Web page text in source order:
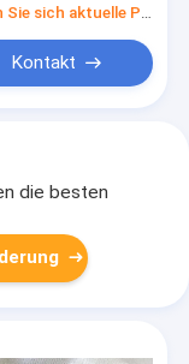
Holen Sie sich aktuelle Preis
Kontakt
die besten